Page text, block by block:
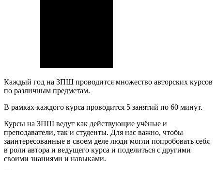
Каждый год на ЗПШ проводится множество авторских курсов
по различным предметам.
В рамках каждого курса проводится 5 занятий по 60 минут.
Курсы на ЗПШ ведут как действующие учёные и
преподаватели, так и студенты. Для нас важно, чтобы
заинтересованные в своем деле люди могли попробовать себя
в роли автора и ведущего курса и поделиться с другими
своими знаниями и навыками.